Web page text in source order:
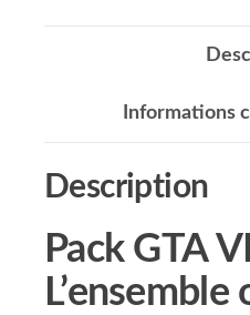
Informations
Description
Pack GTA